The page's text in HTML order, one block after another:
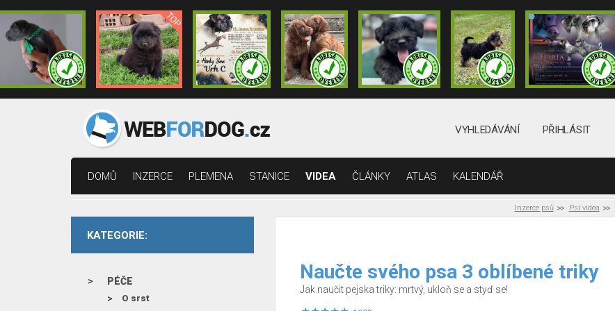
VYHLEDÁVÁNÍ PŘIHLÁSIT
DOMŮ INZERCE PLEMENA STANICE VIDEA ČLÁNKY ATLAS KALENDÁŘ
Inzerce psů Psí videa
KATEGORIE:
PÉČE
O srst
Naučte svého psa 3 oblíbené triky
Jak naučit pejska triky: mrtvý, ukloň se a styď se!